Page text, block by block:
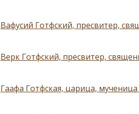
Вафусий Готфский, пресвитер,
Верк Готфский, пресвитер,
Гаафа Готфская, царица, мученица